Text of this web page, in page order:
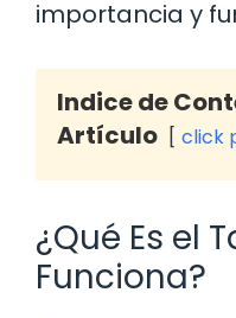
importancia y
Indice de
Artículo
click
¿Qué Es el
Funciona?